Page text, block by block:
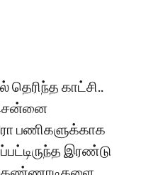
தெரிந்த காட்சி..
பணிகளுக்காக
இரண்டு
கண்ணாடிகளை